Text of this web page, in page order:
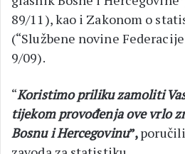
89/11), kao i Zakonom o
(“Službene novine
9/09).
“Koristimo priliku zamoliti
tijekom provođenja ove vrlo
Bosnu i Hercegovinu”,